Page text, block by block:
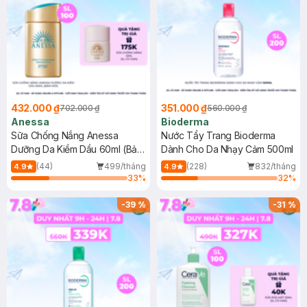
432.000 ₫702.000 ₫
Anessa
Sữa Chống Nắng Anessa
Dưỡng Da Kiềm Dầu 60ml (Bản
Mới)
4.9 (44)
499/tháng
33%
351.000 ₫560.000 ₫
Bioderma
Nước Tẩy Trang Bioderma
Dành Cho Da Nhạy Cảm 500ml
4.9 (228)
832/tháng
32%
-39% -31%